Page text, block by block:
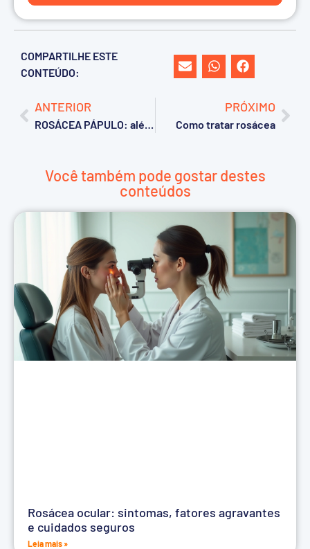
COMPARTILHE ESTE
CONTEÚDO:
ANTERIOR
ROSÁCEA PÁPULO: além do rosto vermelho
PRÓXIMO
Como tratar rosácea
Você também pode gostar destes
conteúdos
Rosácea ocular: sintomas, fatores agravantes
e cuidados seguros
Leia mais »